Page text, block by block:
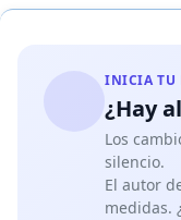
INICIA TU
¿Hay
Los
silencio.
El autor
medidas.